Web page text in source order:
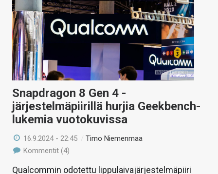
HINTA.FI
KAUPPA
VAIHDA TEEMA
HAKU
Snapdragon 8 Gen 4 -
järjestelmäpiirillä hurjia Geekbench-
lukemia vuotokuvissa
16.9.2024 - 22:45 /Timo Niemenmaa
Kommentit (4)
Qualcommin odotettu lippulaivajärjestelmäpiiri